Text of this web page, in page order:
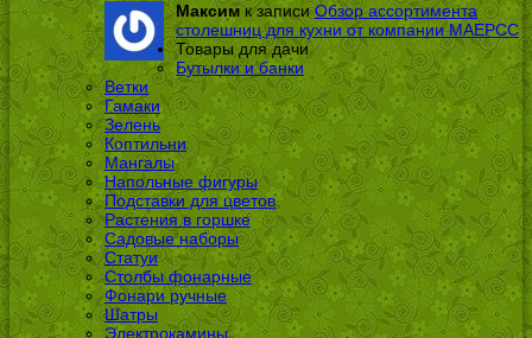
Максимк записиОбзор ассортимента
столешниц для кухни от компании МАЕРСС
Товары для дачи
Бутылки и банки
Ветки
Гамаки
Зелень
Коптильни
Мангалы
Напольные фигуры
Подставки для цветов
Растения в горшке
Садовые наборы
Статуи
Столбы фонарные
Фонари ручные
Шатры
Электрокамины